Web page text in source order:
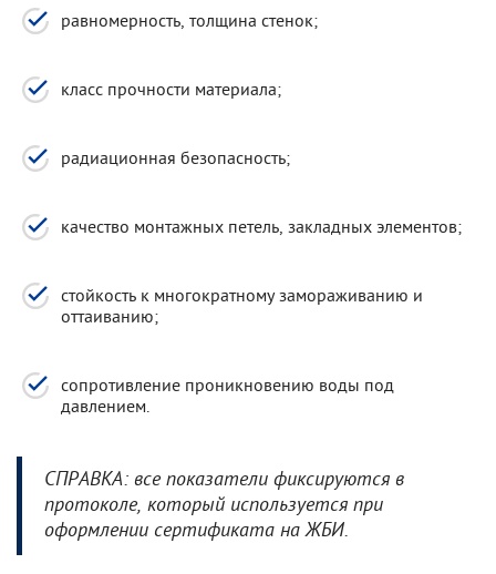
равномерность, толщина стенок;
класс прочности материала;
радиационная безопасность;
качество монтажных петель, закладных элементов;
стойкость к многократному замораживанию и
оттаиванию;
сопротивление проникновению воды под
давлением.
СПРАВКА: все показатели фиксируются в
протоколе, который используется при
оформлении сертификата на ЖБИ.